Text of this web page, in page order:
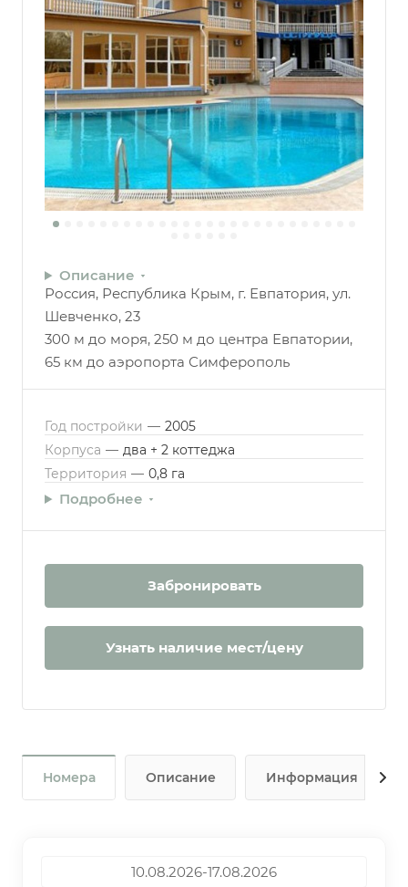
Описание
Россия, Республика Крым, г. Евпатория, ул.
Шевченко, 23
300 м до моря, 250 м до центра Евпатории,
65 км до аэропорта Симферополь
Год постройки — 2005
Корпуса — два + 2 коттеджа
Территория — 0,8 га
Подробнее
Забронировать
Узнать наличие мест/цену
Номера Описание Информация